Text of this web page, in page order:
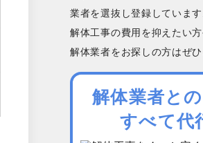
業者を選抜し登録しています
解体工事の費用を抑えたい
解体業者をお探しの方はぜひ
解体業者と
すべて代